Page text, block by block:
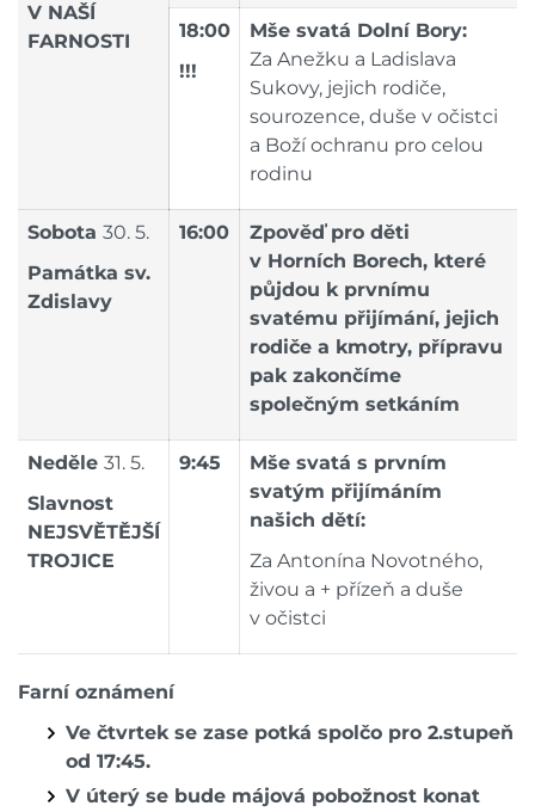
V NAŠÍ
FARNOSTI
18:00
!!!
Mše svatá Dolní Bory:
Za Anežku a Ladislava
Sukovy, jejich rodiče,
sourozence, duše v očistci
a Boží ochranu pro celou
rodinu
Sobota 30. 5.
Památka sv.
Zdislavy
16:00
Zpověď pro děti
v Horních Borech, které
půjdou k prvnímu
svatému přijímání, jejich
rodiče a kmotry, přípravu
pak zakončíme
společným setkáním
Neděle 31. 5.
Slavnost
NEJSVĚTĚJŠÍ
TROJICE
9:45
Mše svatá s prvním
svatým přijímáním
našich dětí:
Za Antonína Novotného,
živou a + přízeň a duše
v očistci
Farní oznámení
Ve čtvrtek se zase potká spolčo pro 2.stupeň
od 17:45.
V úterý se bude májová pobožnost konat